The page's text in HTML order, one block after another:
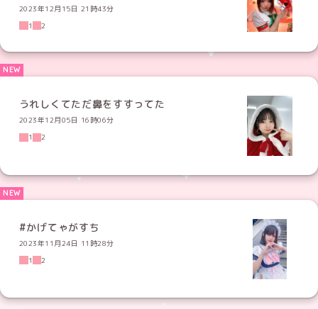
2023年12月15日 21時43分
1
2
うれしくてただ鼻をすすってた
2023年12月05日 16時06分
1
2
#かげてゃがすち
2023年11月24日 11時28分
1
2